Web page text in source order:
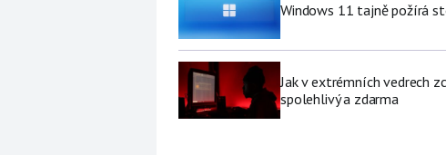
Windows 11 tajně požírá
Jak v extrémních vedrech
spolehlivý a zdarma